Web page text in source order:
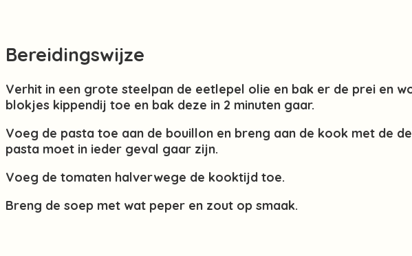
Bereidingswijze
Verhit in een grote steelpan de eetlepel olie en bak er de prei en
blokjes kippendij toe en bak deze in 2 minuten gaar.
Voeg de pasta toe aan de bouillon en breng aan de kook met de
pasta moet in ieder geval gaar zijn.
Voeg de tomaten halverwege de kooktijd toe.
Breng de soep met wat peper en zout op smaak.